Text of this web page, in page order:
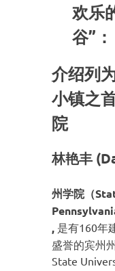
欢乐
谷”：
介绍列
小镇之
院
林艳丰
州学院（
, 是有160年
盛誉的宾州
State